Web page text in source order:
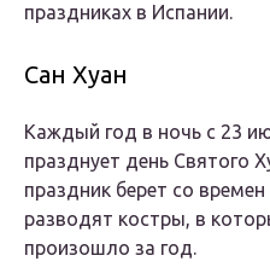
праздниках в Испании.
Сан Хуан
Каждый год в ночь с 23
празднует день Святого
праздник берет со
разводят костры, в
произошло за год.